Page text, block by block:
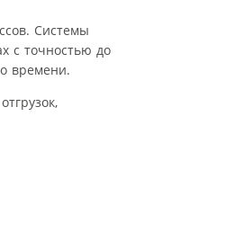
Системы
с точностью до
времени.